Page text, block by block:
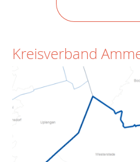
Kreisverband